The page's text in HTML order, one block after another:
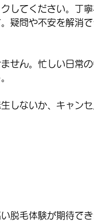
してください。丁
疑問や不安を解消
せん。忙しい日常
しないか、キャン
脱毛体験が期待で